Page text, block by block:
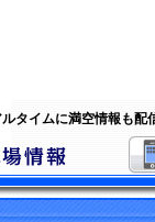
タイムに満空情報も配